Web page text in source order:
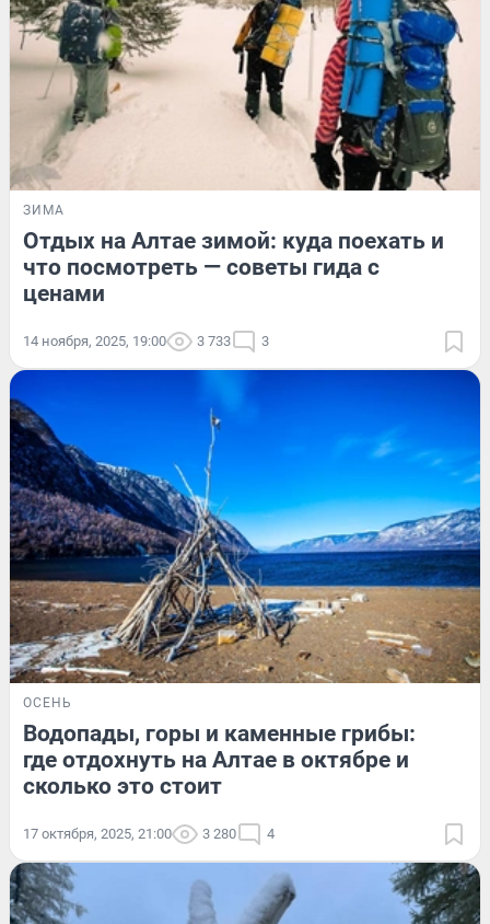
ЗИМА
Отдых на Алтае зимой: куда поехать и
что посмотреть — советы гида с
ценами
14 ноября, 2025, 19:00 3 733 3
ОСЕНЬ
Водопады, горы и каменные грибы:
где отдохнуть на Алтае в октябре и
сколько это стоит
17 октября, 2025, 21:00 3 280 4